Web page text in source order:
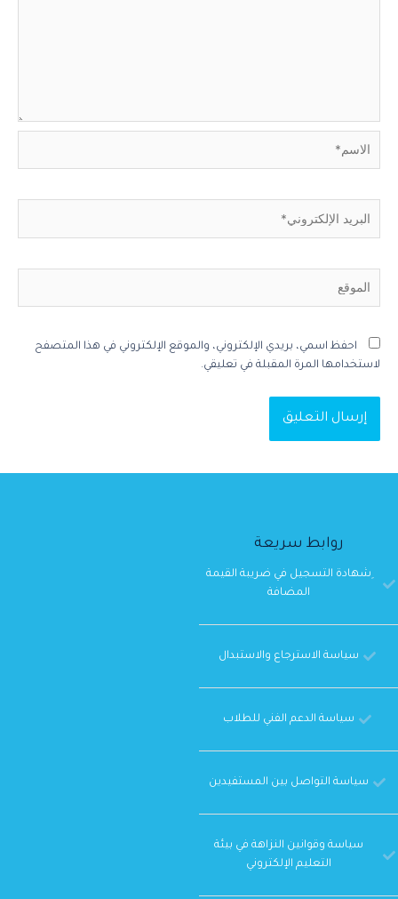
احفظ اسمي، بريدي الإلكتروني، والموقع الإلكتروني في هذا المتصفح
لاستخدامها المرة المقبلة في تعليقي.
روابط سريعة
ِشهادة التسجيل في ضريبة القيمة
المضافة
سياسة الاسترجاع والاستبدال
سياسة الدعم الفني للطلاب
سياسة التواصل بين المستفيدين
سياسة وقوانين النزاهة في بيئة
التعليم الإلكتروني